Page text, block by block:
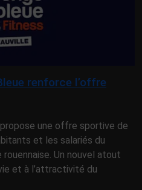
renforce l’offre
propose une offre sportive de
et les salariés du
Un nouvel atout
et à l’attractivité du